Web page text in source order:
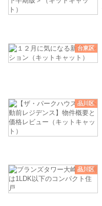
台東区
品川区
品川区